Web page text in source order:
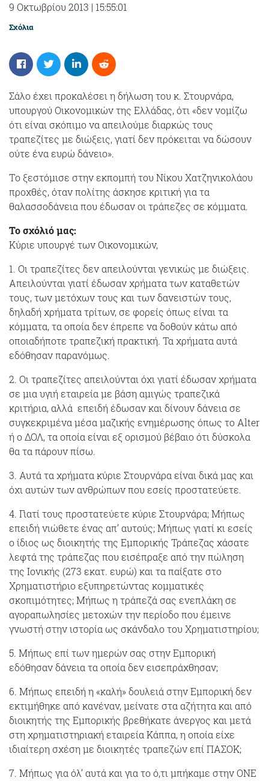
9 Οκτωβρίου 2013 | 15:55:01
Σχόλια
Σάλο έχει προκαλέσει η δήλωση του κ. Στουρνάρα,
υπουργού Οικονομικών της Ελλάδας, ότι «δεν νομίζω
ότι είναι σκόπιμο να απειλούμε διαρκώς τους
τραπεζίτες με διώξεις, γιατί δεν πρόκειται να δώσουν
ούτε ένα ευρώ δάνειο».
Tο ξεστόμισε στην εκπομπή του Νίκου Χατζηνικολάου
προχθές, όταν πολίτης άσκησε κριτική για τα
θαλασσοδάνεια που έδωσαν οι τράπεζες σε κόμματα.
Το σχόλιό μας:
Κύριε υπουργέ των Οικονομικών,
1. Οι τραπεζίτες δεν απειλούνται γενικώς με διώξεις.
Απειλούνται γιατί έδωσαν χρήματα των καταθετών
τους, των μετόχων τους και των δανειστών τους,
δηλαδή χρήματα τρίτων, σε φορείς όπως είναι τα
κόμματα, τα οποία δεν έπρεπε να δοθούν κάτω από
οποιαδήποτε τραπεζική πρακτική. Τα χρήματα αυτά
εδόθησαν παρανόμως.
2. Οι τραπεζίτες απειλούνται όχι γιατί έδωσαν χρήματα
σε μια υγιή εταιρεία με βάση αμιγώς τραπεζικά
κριτήρια, αλλά επειδή έδωσαν και δίνουν δάνεια σε
συγκεκριμένα μέσα μαζικής ενημέρωσης όπως το Alter
ή ο ΔΟΛ, τα οποία είναι εξ ορισμού βέβαιο ότι δύσκολα
θα τα πάρουν πίσω.
3. Αυτά τα χρήματα κύριε Στουρνάρα είναι δικά μας και
όχι αυτών των ανθρώπων που εσείς προστατεύετε.
4. Γιατί τους προστατεύετε κύριε Στουρνάρα; Μήπως
επειδή νιώθετε ένας απ’ αυτούς; Μήπως γιατί κι εσείς
ο ίδιος ως διοικητής της Εμπορικής Τράπεζας χάσατε
λεφτά της τράπεζας που εισέπραξε από την πώληση
της Ιονικής (273 εκατ. ευρώ) και τα παίξατε στο
Χρηματιστήριο εξυπηρετώντας κομματικές
σκοπιμότητες; Μήπως η τράπεζά σας ενεπλάκη σε
αγοραπωλησίες μετοχών την περίοδο που έμεινε
γνωστή στην ιστορία ως σκάνδαλο του Χρηματιστηρίου;
5. Μήπως επί των ημερών σας στην Εμπορική
εδόθησαν δάνεια τα οποία δεν εισεπράχθησαν;
6. Μήπως επειδή η «καλή» δουλειά στην Εμπορική δεν
εκτιμήθηκε από κανέναν, μείνατε στα αζήτητα και από
διοικητής της Εμπορικής βρεθήκατε άνεργος και μετά
στη χρηματιστηριακή εταιρεία Κάππα, η οποία είχε
ιδιαίτερη σχέση με διοικητές τραπεζών επί ΠΑΣΟΚ;
7. Μήπως για όλ’ αυτά και για το ό,τι μπήκαμε στην ΟΝΕ